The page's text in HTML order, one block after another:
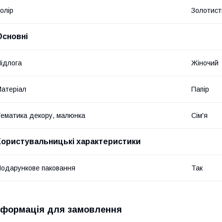
Жіночий
Папір
декору, малюнка Сім'я
характеристики
паковання Так
для замовлення